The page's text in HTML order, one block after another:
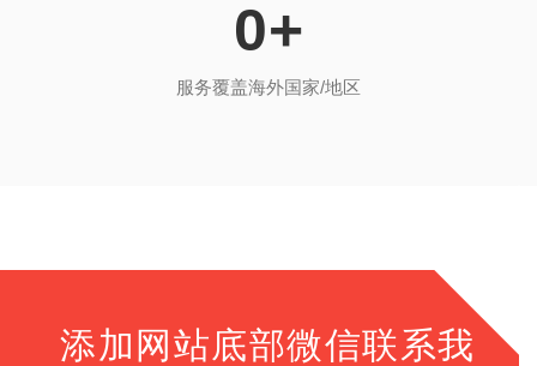
0+
服务覆盖海外国家/地区
添加网站底部微信联系我